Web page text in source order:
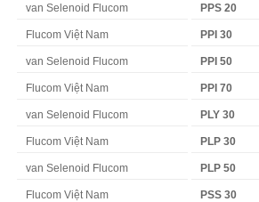
van Selenoid Flucom PPS 20
Flucom Việt Nam PPI 30
van Selenoid Flucom PPI 50
Flucom Việt Nam PPI 70
van Selenoid Flucom PLY 30
Flucom Việt Nam PLP 30
van Selenoid Flucom PLP 50
Flucom Việt Nam PSS 30